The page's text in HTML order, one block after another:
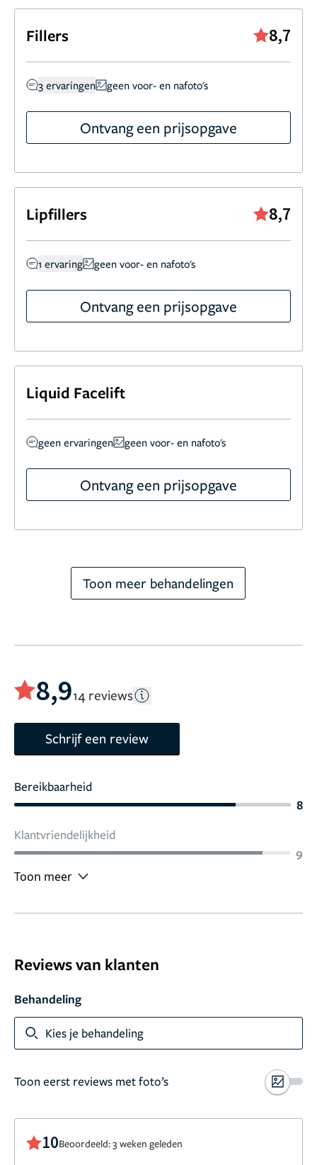
Fillers 8,7
3 ervaringen geen voor- en nafoto's
Ontvang een prijsopgave
Lipfillers 8,7
1 ervaring geen voor- en nafoto's
Ontvang een prijsopgave
Liquid Facelift
geen ervaringen geen voor- en nafoto's
Ontvang een prijsopgave
Toon meer behandelingen
8,914 reviews
Schrijf een review
Bereikbaarheid
8
Klantvriendelijkheid
9
Toon meer
Reviews van klanten
Behandeling
Kies je behandeling
Toon eerst reviews met foto’s
10Beoordeeld: 3 weken geleden